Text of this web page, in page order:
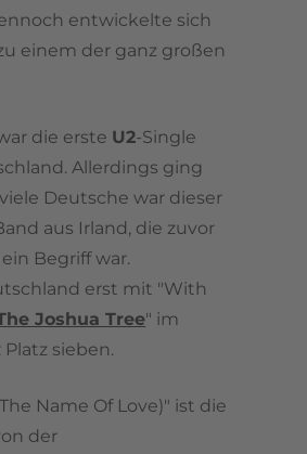
entwickelte sich
einem der ganz großen
die erste U2-Single
Allerdings ging
Deutsche war dieser
aus Irland, die zuvor
Begriff war.
erst mit "With
Joshua Tree" im
sieben.
Name Of Love)" ist die
der